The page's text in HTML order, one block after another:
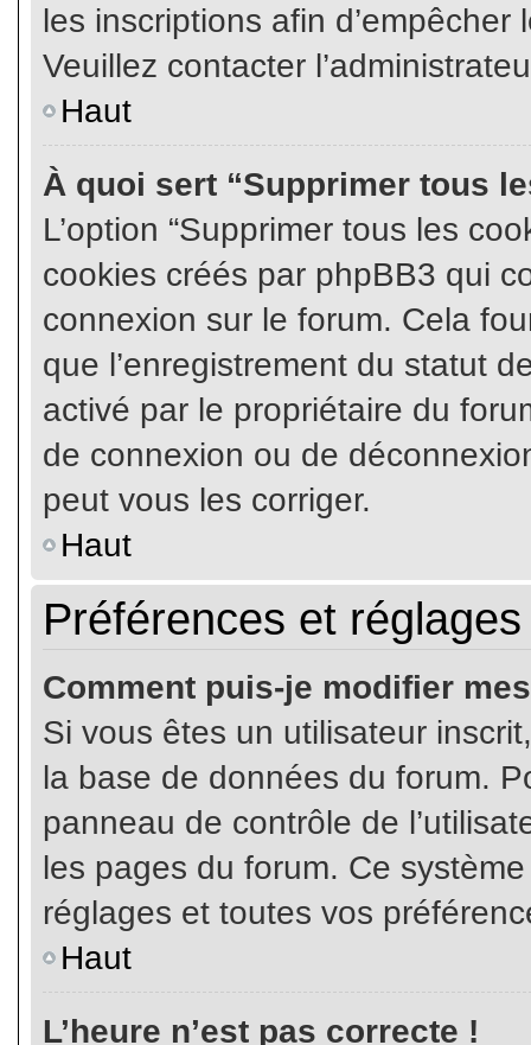
les inscriptions afin d’empêcher
Veuillez contacter
Haut
À quoi sert “Supprimer tous
L’option “Supprimer tous les
cookies créés par phpBB3 qui
connexion sur le forum. Cela
que l’enregistrement du statut
activé par le propriétaire du
de connexion ou de
peut vous les corriger.
Haut
Préférences et
Comment puis-je modifier
Si vous êtes un utilisateur
la base de données du forum.
panneau de contrôle de
les pages du forum. Ce
réglages et toutes vos
Haut
L’heure n’est pas correcte !